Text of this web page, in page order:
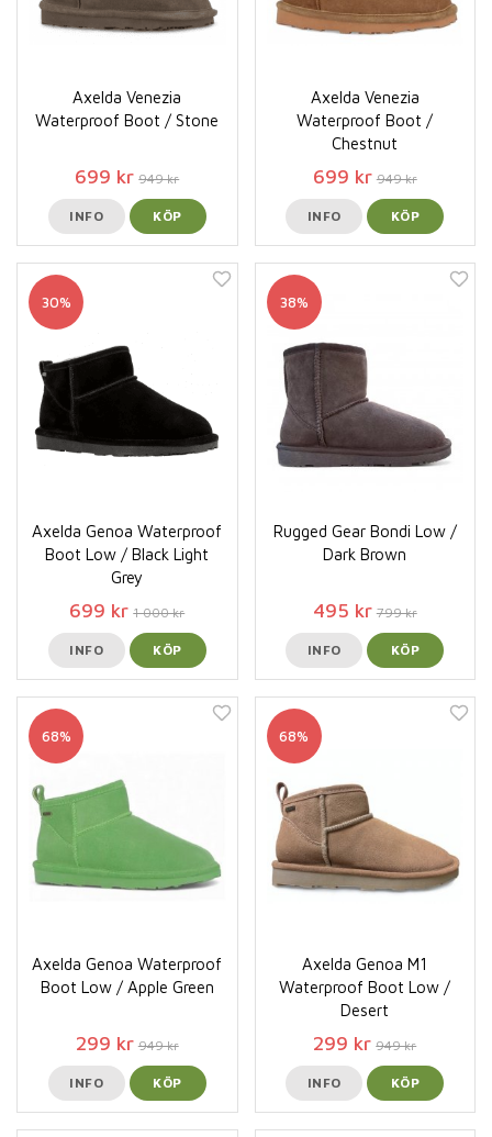
Axelda Venezia
Waterproof Boot / Stone
699 kr 949 kr
INFO KÖP
Axelda Venezia
Waterproof Boot /
Chestnut
699 kr 949 kr
INFO KÖP
30%
Axelda Genoa Waterproof
Boot Low / Black Light
Grey
699 kr 1 000 kr
INFO KÖP
38%
Rugged Gear Bondi Low /
Dark Brown
495 kr 799 kr
INFO KÖP
68%
Axelda Genoa Waterproof
Boot Low / Apple Green
299 kr 949 kr
INFO KÖP
68%
Axelda Genoa M1
Waterproof Boot Low /
Desert
299 kr 949 kr
INFO KÖP